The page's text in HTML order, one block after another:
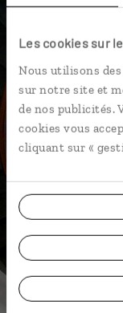
Les cookies sur
Nous utilisons
sur notre site et
de nos publicités.
cookies vous
cliquant sur «
Suivez vos
Ils sauront
près de vos
Échangez
connectés